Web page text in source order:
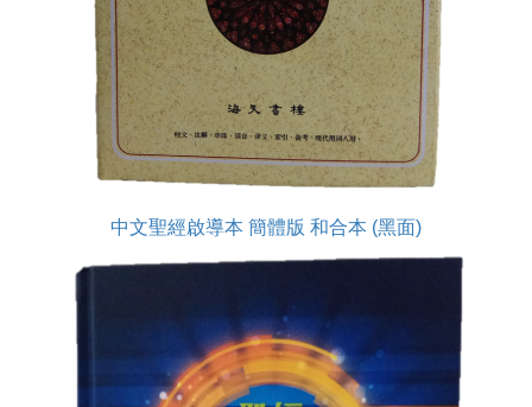
中文聖經啟導本 簡體版 和合本 (黑面)